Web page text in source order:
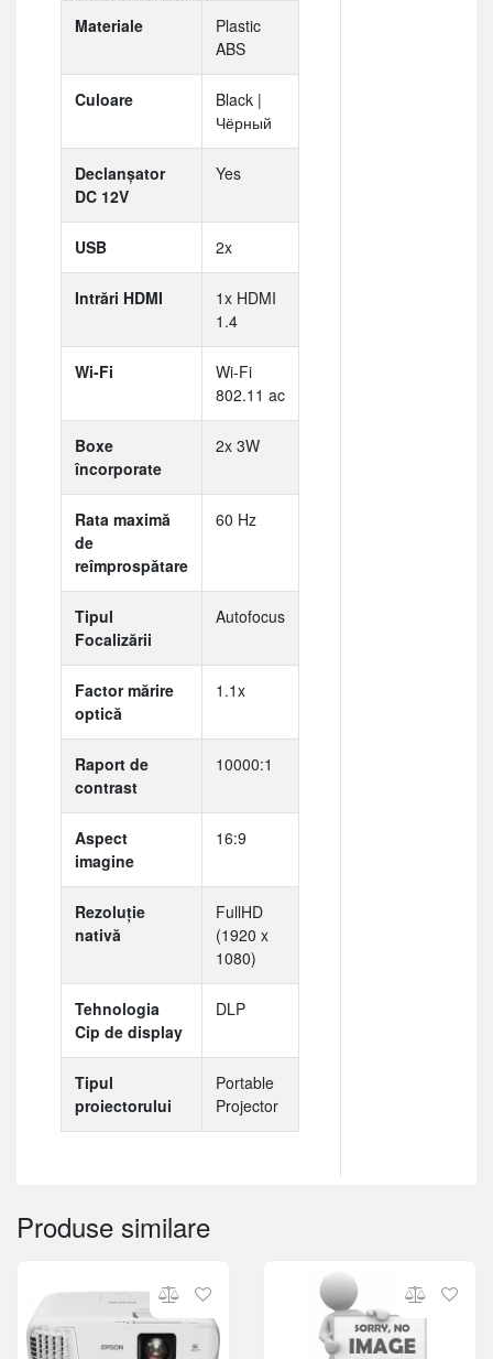
Materiale
Plastic
ABS
Culoare
Black |
Чёрный
Declanșator
DC 12V
Yes
USB 2x
Intrări HDMI
1x HDMI
1.4
Wi-Fi
Wi-Fi
802.11 ac
Boxe
încorporate
2x 3W
Rata maximă
de
reîmprospătare
60 Hz
Tipul
Focalizării
Autofocus
Factor mărire
optică
1.1x
Raport de
contrast
10000:1
Aspect
imagine
16:9
Rezoluție
nativă
FullHD
(1920 x
1080)
Tehnologia
Cip de display
DLP
Tipul
proiectorului
Portable
Projector
Produse similare